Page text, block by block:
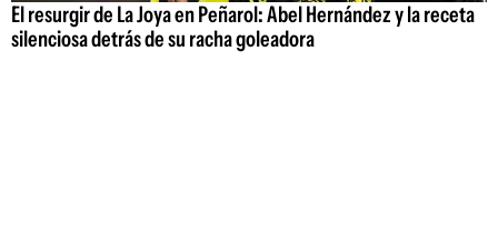
El resurgir de La Joya en Peñarol: Abel Hernández y la receta
silenciosa detrás de su racha goleadora